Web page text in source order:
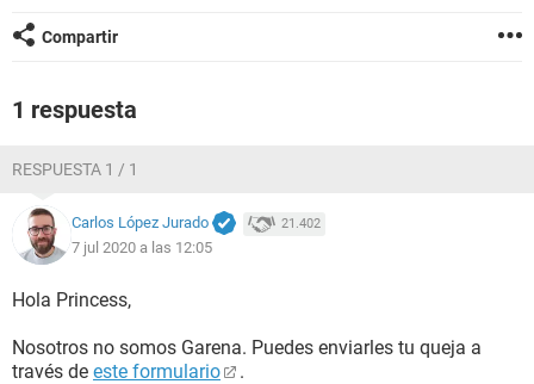
Compartir
1 respuesta
RESPUESTA 1 / 1
Carlos López Jurado 21.402
7 jul 2020 a las 12:05
Hola Princess,
Nosotros no somos Garena. Puedes enviarles tu queja a
través de este formulario .